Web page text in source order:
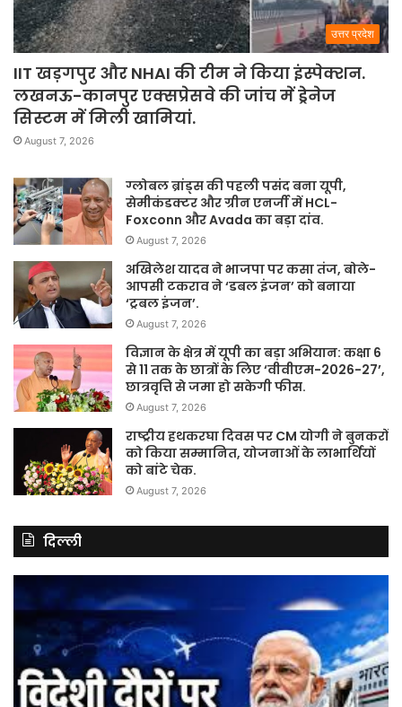
उत्तर प्रदेश
IIT खड़गपुर और NHAI की टीम ने किया इंस्पेक्शन.
लखनऊ-कानपुर एक्सप्रेसवे की जांच में ड्रेनेज
सिस्टम में मिली खामियां.
August 7, 2026
ग्लोबल ब्रांड्स की पहली पसंद बना यूपी,
सेमीकंडक्टर और ग्रीन एनर्जी में HCL-
Foxconn और Avada का बड़ा दांव.
August 7, 2026
अखिलेश यादव ने भाजपा पर कसा तंज, बोले-
आपसी टकराव ने ‘डबल इंजन’ को बनाया
‘ट्रबल इंजन’.
August 7, 2026
विज्ञान के क्षेत्र में यूपी का बड़ा अभियान: कक्षा 6
से 11 तक के छात्रों के लिए ‘वीवीएम-2026-27’,
छात्रवृत्ति से जमा हो सकेगी फीस.
August 7, 2026
राष्ट्रीय हथकरघा दिवस पर CM योगी ने बुनकरों
को किया सम्मानित, योजनाओं के लाभार्थियों
को बांटे चेक.
August 7, 2026
दिल्ली